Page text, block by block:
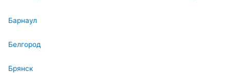
Барнаул
Белгород
Брянск